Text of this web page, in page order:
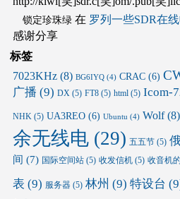
锁定珍珠绿在 罗列一些SDR在
感谢分享
标签
7023KHz(8) BG6IYQ(4) CRAC(6)
广播 (9) DX (5) FT8(5) html(5) Icom-
NHK (5) UA3REO(6) Ubuntu (4) Wolf(8)
余无线电(29) 五五节(5)
间 (7) 国际空间站(5) 收发信机(5) 收音机
表 (9) 服务器(5) 林州 (9) 特设台